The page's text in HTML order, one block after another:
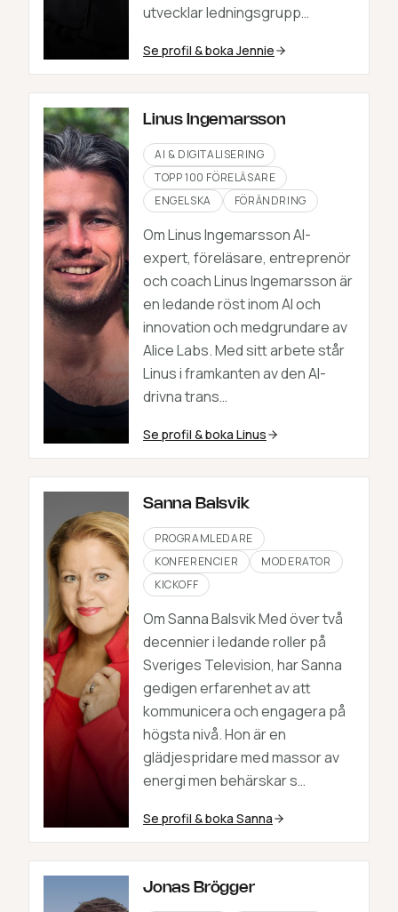
utvecklar ledningsgrupp…
Se profil & bokaJennie
Linus Ingemarsson
AI & DIGITALISERING
TOPP 100 FÖRELÄSARE
ENGELSKA
FÖRÄNDRING
Om Linus Ingemarsson AI-
expert, föreläsare, entreprenör
och coach Linus Ingemarsson är
en ledande röst inom AI och
innovation och medgrundare av
Alice Labs. Med sitt arbete står
Linus i framkanten av den AI-
drivna trans…
Se profil & boka Linus
Sanna Balsvik
PROGRAMLEDARE
KONFERENCIER
MODERATOR
KICKOFF
Om Sanna Balsvik Med över två
decennier i ledande roller på
Sveriges Television, har Sanna
gedigen erfarenhet av att
kommunicera och engagera på
högsta nivå. Hon är en
glädjespridare med massor av
energi men behärskar s…
Se profil & boka Sanna
Jonas Brögger